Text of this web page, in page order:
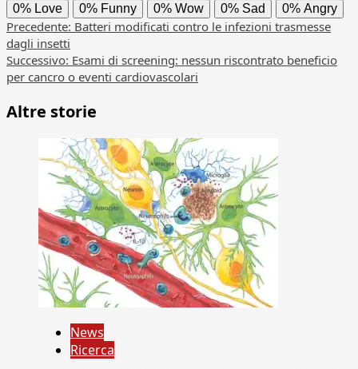
0% Love 0% Funny 0% Wow 0% Sad 0% Angry
Navigazione
articolo
Precedente: Batteri modificati contro le infezioni trasmesse
dagli insetti
Successivo: Esami di screening: nessun riscontrato beneficio
per cancro o eventi cardiovascolari
Altre storie
News
Ricerca